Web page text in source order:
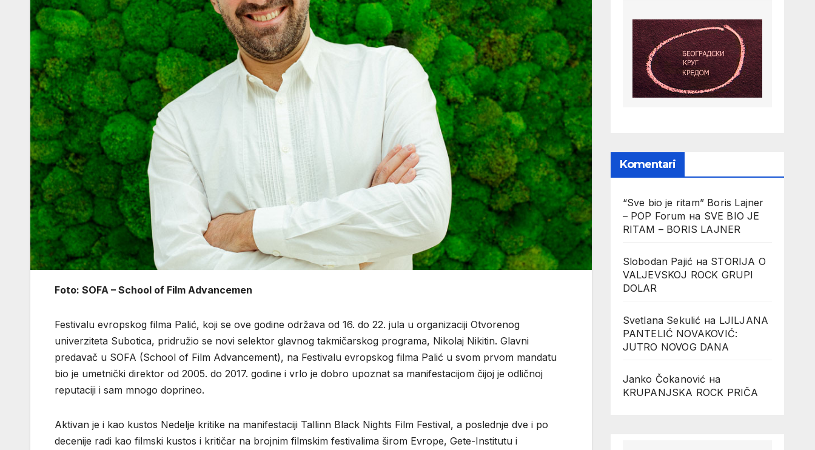
Foto: SOFA – School of Film Advancemen
Festivalu evropskog filma Palić, koji se ove godine održava od 16. do 22. jula u organizaciji Otvorenog
univerziteta Subotica, pridružio se novi selektor glavnog takmičarskog programa, Nikolaj Nikitin. Glavni
predavač u SOFA (School of Film Advancement), na Festivalu evropskog filma Palić u svom prvom mandatu
bio je umetnički direktor od 2005. do 2017. godine i vrlo je dobro upoznat sa manifestacijom čijoj je odličnoj
reputaciji i sam mnogo doprineo.
Aktivan je i kao kustos Nedelje kritike na manifestaciji Tallinn Black Nights Film Festival, a poslednje dve i po
decenije radi kao filmski kustos i kritičar na brojnim filmskim festivalima širom Evrope, Gete-Institutu i ​​
Komentari
“Sve bio je ritam” Boris Lajner
– POP Forum на SVE BIO JE
RITAM – BORIS LAJNER
Slobodan Pajić на STORIJA O
VALJEVSKOJ ROCK GRUPI
DOLAR
Svetlana Sekulić на LJILJANA
PANTELIĆ NOVAKOVIĆ:
JUTRO NOVOG DANA
Janko Čokanović на
KRUPANJSKA ROCK PRIČA